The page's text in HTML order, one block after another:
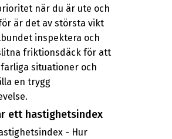
när du är ute och
är det av största vikt
inspektera och
friktionsdäck för att
situationer och
en trygg
ett hastighetsindex
- Hur